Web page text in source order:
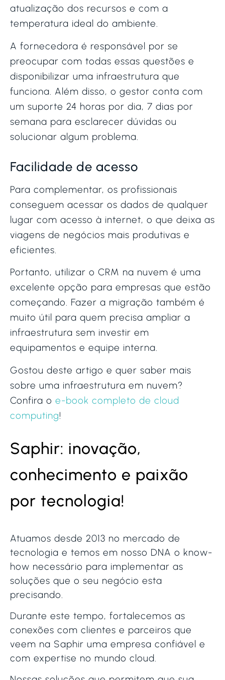
atualização dos recursos e com a
temperatura ideal do ambiente.
A fornecedora é responsável por se
preocupar com todas essas questões e
disponibilizar uma infraestrutura que
funciona. Além disso, o gestor conta com
um suporte 24 horas por dia, 7 dias por
semana para esclarecer dúvidas ou
solucionar algum problema.
Facilidade de acesso
Para complementar, os profissionais
conseguem acessar os dados de qualquer
lugar com acesso à internet, o que deixa as
viagens de negócios mais produtivas e
eficientes.
Portanto, utilizar o CRM na nuvem é uma
excelente opção para empresas que estão
começando. Fazer a migração também é
muito útil para quem precisa ampliar a
infraestrutura sem investir em
equipamentos e equipe interna.
Gostou deste artigo e quer saber mais
sobre uma infraestrutura em nuvem?
Confira o e-book completo de cloud
computing!
Saphir: inovação,
conhecimento e paixão
por tecnologia!
Atuamos desde 2013 no mercado de
tecnologia e temos em nosso DNA o know-
how necessário para implementar as
soluções que o seu negócio esta
precisando.
Durante este tempo, fortalecemos as
conexões com clientes e parceiros que
veem na Saphir uma empresa confiável e
com expertise no mundo cloud.